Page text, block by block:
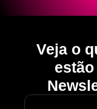
Veja o